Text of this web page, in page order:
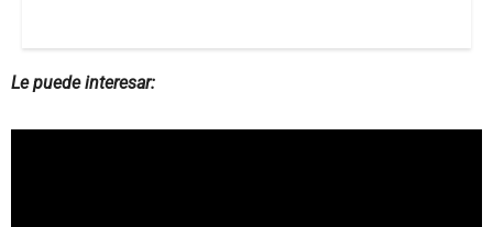
Le puede interesar: